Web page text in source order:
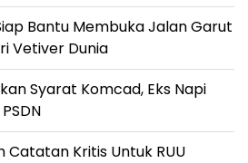
Bantu Membuka Jalan Garut
Vetiver Dunia
Syarat Komcad, Eks Napi
Catatan Kritis Untuk RUU